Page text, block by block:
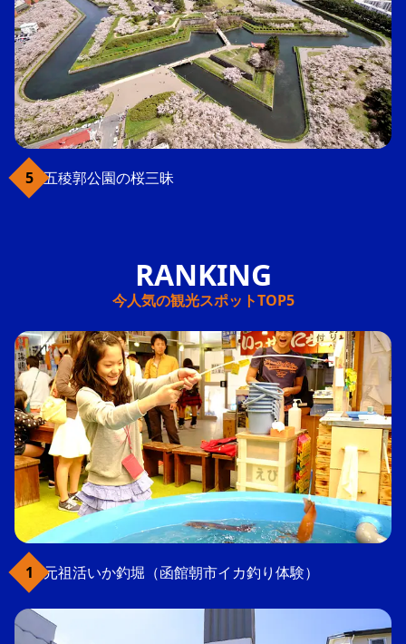
五稜郭公園の桜三昧
今人気の観光スポットTOP5
元祖活いか釣堀（函館朝市イカ釣り体験）